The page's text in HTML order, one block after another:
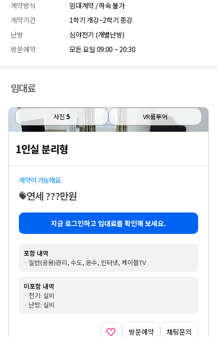
계약방식
임대계약 / 하숙 불가
계약기간
1학기 개강~2학기 종강
난방
심야전기 (개별난방)
방문예약
모든 요일 09:00 ~ 20:30
임대료
사진 5 VR룸투어
1인실 분리형
계약이 가능해요.
연세 ???만원
지금 로그인하고 임대료를 확인해 보세요.
포함 내역
· 일반(공용)관리, 수도, 온수, 인터넷, 케이블TV
미포함 내역
· 전기: 실비
· 난방: 실비
방문예약 채팅문의